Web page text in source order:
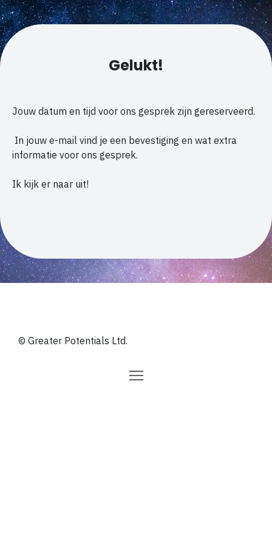
Gelukt!
Jouw datum en tijd voor ons gesprek zijn gereserveerd.
In jouw e-mail vind je een bevestiging en wat extra
informatie voor ons gesprek.
Ik kijk er naar uit!
© Greater Potentials Ltd.